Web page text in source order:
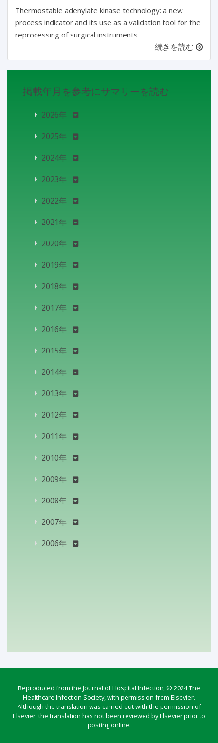
Thermostable adenylate kinase technology: a new
process indicator and its use as a validation tool for the
reprocessing of surgical instruments
続きを読む
掲載年月を参考にサマリーを読む
2026年
2025年
2024年
2023年
2022年
2021年
2020年
2019年
2018年
2017年
2016年
2015年
2014年
2013年
2012年
2011年
2010年
2009年
2008年
2007年
2006年
Reproduced from the Journal of Hospital Infection, © 2024 The
Healthcare Infection Society, with permission from Elsevier.
Although the translation was carried out with the permission of
Elsevier, the translation has not been reviewed by Elsevier prior to
posting online.